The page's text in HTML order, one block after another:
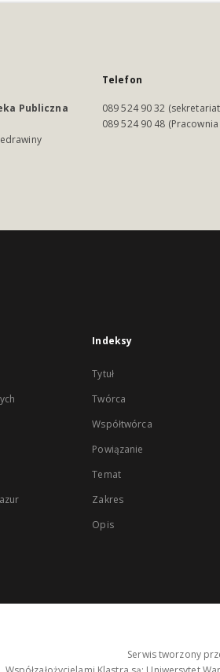
Publiczna
Telefon
089 524 90 32
089 524 90 48
Indeksy
Tytuł
Twórca
Współtwórca
Powiązanie
Temat
Zakres
Opis
Serwis tworzony